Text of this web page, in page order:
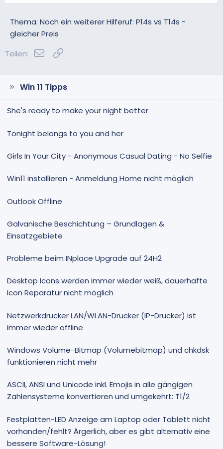
Thema: Noch ein weiterer Hilferuf: P14s vs T14s -
gleicher Preis
Teilen:
E-Mail
Win 11 Tipps
She's ready to make your night better
Tonight belongs to you and her
Girls In Your City - Anonymous Casual Dating - No Selfie
Win11 installieren - Anmeldung Home nicht möglich
Outlook Offline
Galvanische Beschichtung – Grundlagen &
Einsatzgebiete
Probleme beim INplace Upgrade auf 24H2
Desktop Icons werden immer wieder weiß, dauerhafte
Icon Reparatur nicht möglich
Netzwerkdrucker LAN/WLAN-Drucker (IP-Drucker) ist
immer wieder offline
Windows Volume-Bitmap (Volumebitmap) und chkdsk
funktionieren nicht mehr
ASCII, ANSI und Unicode inkl. Emojis in alle gängigen
Zahlensysteme konvertieren und umgekehrt: T1/2
Festplatten-LED Anzeige am Laptop oder Tablett nicht
vorhanden/fehlt? Ärgerlich, aber es gibt alternativ eine
bessere Software-Lösung!